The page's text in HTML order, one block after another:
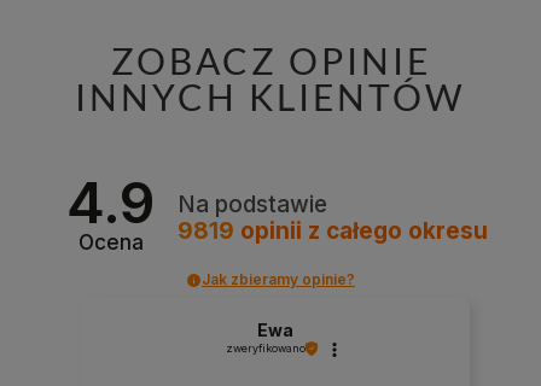
ZOBACZ OPINIE
INNYCH KLIENTÓW
4.9
Ocena
Na podstawie
9819 opinii z całego okresu
Jak zbieramy opinie?
Ewa
zweryfikowano